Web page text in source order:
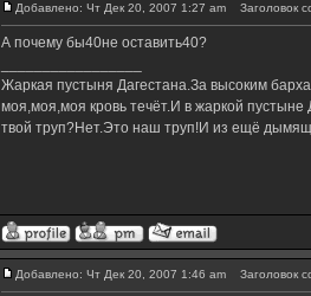
Добавлено: Чт Дек 20, 2007 1:27 am Заголовок
А почему бы40не оставить40?
Жаркая пустыня Дагестана.За высоким
моя,моя,моя кровь течёт.И в жаркой
твой труп?Нет.Это наш труп!И из ещё
Добавлено: Чт Дек 20, 2007 1:46 am Заголовок